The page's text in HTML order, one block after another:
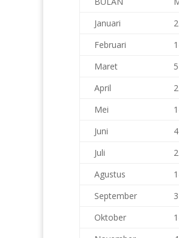
Januari
Februari
Maret
April
Mei
Juni
Juli
Agustus
September
Oktober